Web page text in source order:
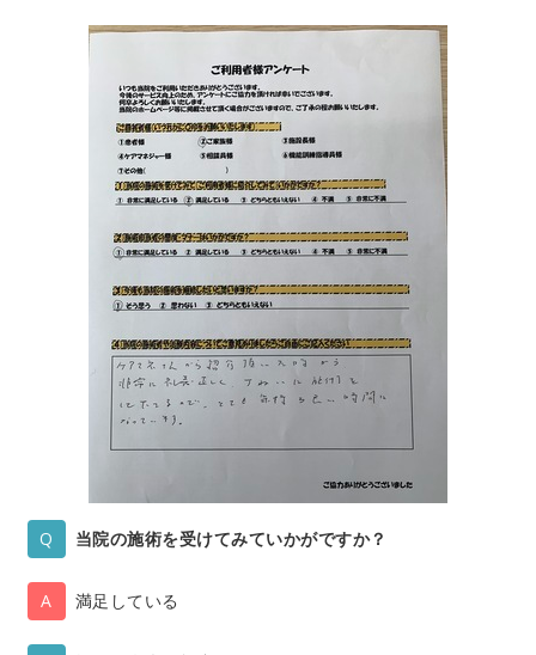
当院の施術を受けてみていかがですか？
満足している